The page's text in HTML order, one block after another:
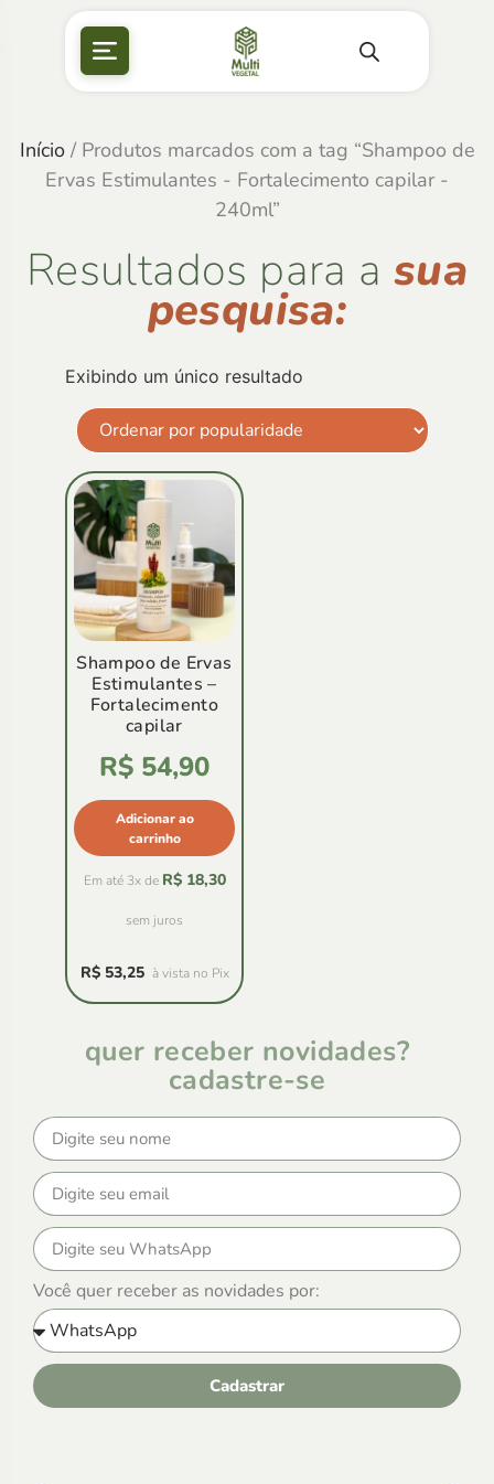
Início/ Produtos marcados com a tag “Shampoo de
Ervas Estimulantes - Fortalecimento capilar -
240ml”
Resultados para a sua
pesquisa:
Exibindo um único resultado
Shampoo de Ervas
Estimulantes –
Fortalecimento
capilar
5.00
de
5
R$ 54,90
Adicionar ao
carrinho
Em até 3x de R$18,30
sem juros
R$53,25 à vista no Pix
quer receber novidades?
cadastre-se
Você quer receber as novidades por:
Cadastrar